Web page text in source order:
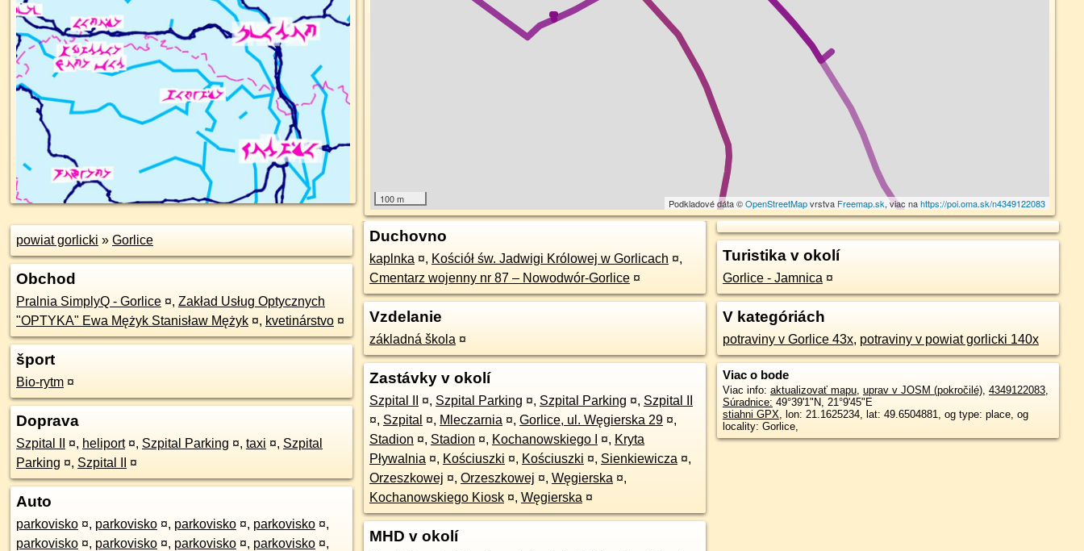
100 m Podkladové dáta ©OpenStreetMapvrstva Freemap.sk, viac nahttps://poi.oma.sk/n4349122083
powiat gorlicki » Gorlice
Obchod
Pralnia SimplyQ - Gorlice ¤, Zakład Usług Optycznych
"OPTYKA" Ewa Mężyk Stanisław Mężyk ¤, kvetinárstvo ¤
šport
Bio-rytm ¤
Doprava
Szpital II ¤, heliport ¤, Szpital Parking ¤, taxi ¤, Szpital
Parking ¤, Szpital II ¤
Auto
parkovisko ¤, parkovisko ¤, parkovisko ¤, parkovisko ¤,
parkovisko ¤, parkovisko ¤, parkovisko ¤, parkovisko ¤,
Duchovno
kaplnka ¤, Kościół św. Jadwigi Królowej w Gorlicach ¤,
Cmentarz wojenny nr 87 – Nowodwór-Gorlice ¤
Vzdelanie
základná škola ¤
Zastávky v okolí
Szpital II ¤, Szpital Parking ¤, Szpital Parking ¤, Szpital II
¤, Szpital ¤, Mleczarnia ¤, Gorlice, ul. Węgierska 29 ¤,
Stadion ¤, Stadion ¤, Kochanowskiego I ¤, Kryta
Pływalnia ¤, Kościuszki ¤, Kościuszki ¤, Sienkiewicza ¤,
Orzeszkowej ¤, Orzeszkowej ¤, Węgierska ¤,
Kochanowskiego Kiosk ¤, Węgierska ¤
MHD v okolí
Turistika v okolí
Gorlice - Jamnica ¤
V kategóriách
potraviny v Gorlice 43x, potraviny v powiat gorlicki 140x
Viac o bode
Viac info: aktualizovať mapu, uprav v JOSM (pokročilé), 4349122083,
Súradnice: 49°39'1"N, 21°9'45"E
stiahni GPX, lon: 21.1625234, lat: 49.6504881, og type: place, og
locality: Gorlice,